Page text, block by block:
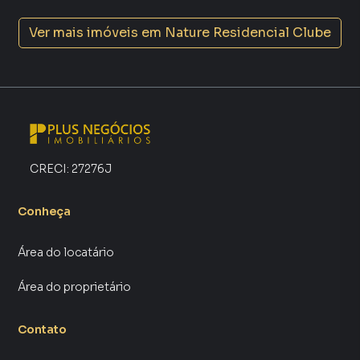
Ver mais imóveis em Nature Residencial Clube
CRECI: 27276J
Conheça
Área do locatário
Área do proprietário
Contato